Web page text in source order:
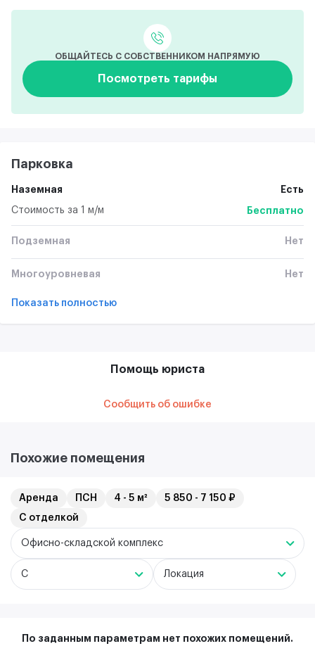
ОБЩАЙТЕСЬ С СОБСТВЕННИКОМ НАПРЯМУЮ
Посмотреть тарифы
Парковка
Наземная Есть
Стоимость за 1 м/м Бесплатно
Подземная Нет
Многоуровневая Нет
Показать полностью
Помощь юриста
Сообщить об ошибке
Похожие помещения
Аренда ПСН 4 - 5 м²
5 850 - 7 150 ₽
С отделкой
Офисно-складской комплекс
C Локация
По заданным параметрам нет похожих помещений.